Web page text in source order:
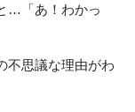
…「あ！わかっ
不思議な理由がわ